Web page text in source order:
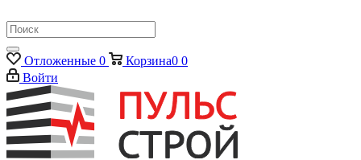
Отложенные 0 Корзина0 0
Войти